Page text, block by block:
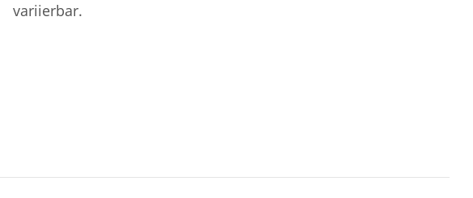
variierbar.